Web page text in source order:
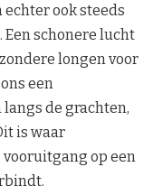
ook steeds
schonere lucht
longen voor
een
de grachten,
is waar
op een